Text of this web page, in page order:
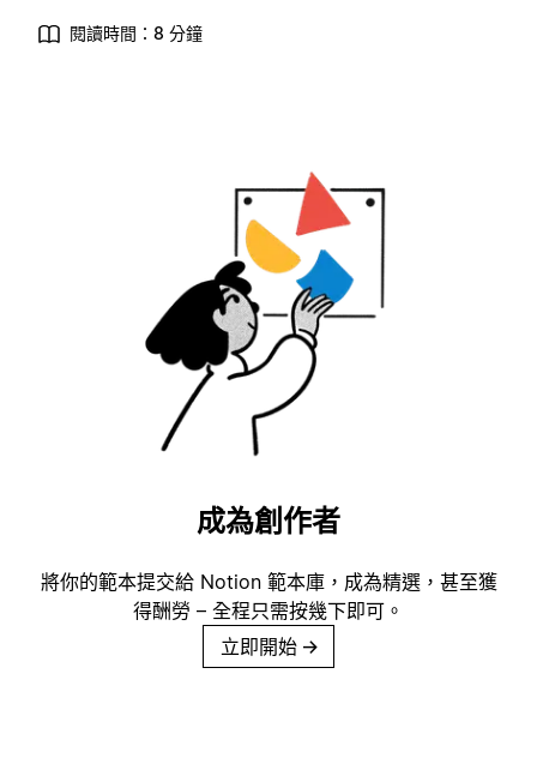
閱讀時間：8 分鐘
成為創作者
將你的範本提交給 Notion 範本庫，成為精選，甚至獲
得酬勞 – 全程只需按幾下即可。
立即開始 →